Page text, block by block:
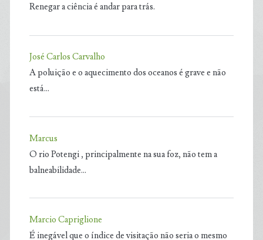
Renegar a ciência é andar para trás.
José Carlos Carvalho
A poluição e o aquecimento dos oceanos é grave e não
está…
Marcus
O rio Potengi , principalmente na sua foz, não tem a
balneabilidade…
Marcio Capriglione
É inegável que o índice de visitação não seria o mesmo